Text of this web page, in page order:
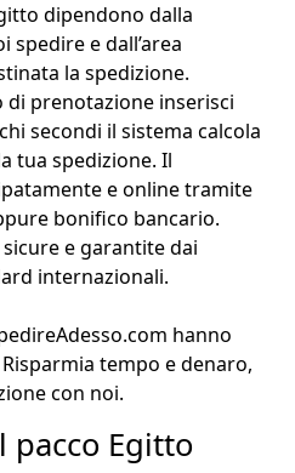
dipendono dalla
spedire e dall’area
la spedizione.
prenotazione inserisci
secondi il sistema calcola
tua spedizione. Il
e online tramite
bonifico bancario.
e garantite dai
internazionali.
hanno
tempo e denaro,
con noi.
pacco Egitto